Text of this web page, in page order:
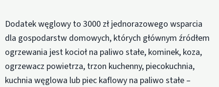
Dodatek węglowy to 3000 zł jednorazowego wsparcia
dla gospodarstw domowych, których głównym źródłem
ogrzewania jest kocioł na paliwo stałe, kominek, koza,
ogrzewacz powietrza, trzon kuchenny, piecokuchnia,
kuchnia węglowa lub piec kaflowy na paliwo stałe –